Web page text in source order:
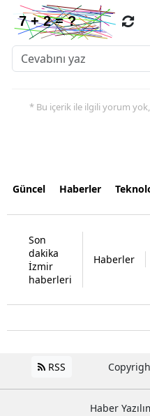
* Bu içerik ile ilgili yorum
Güncel Haberler
Son
dakika
İzmir
haberleri
Haberler
RSS
Haber